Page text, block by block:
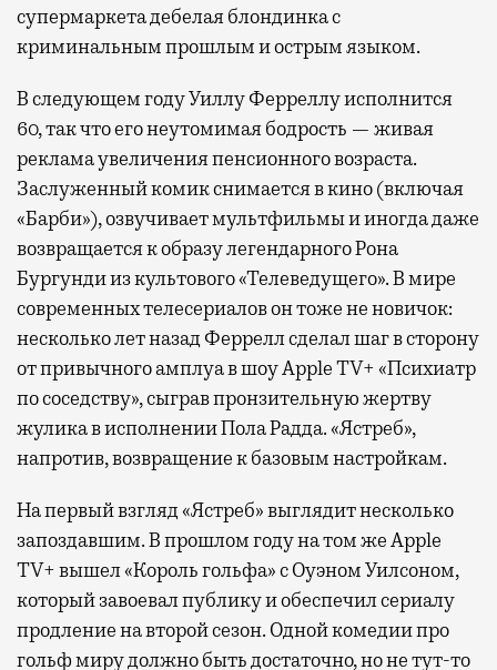
супермаркета дебелая блондинка с
криминальным прошлым и острым языком.
В следующем году Уиллу Ферреллу исполнится
60, так что его неутомимая бодрость — живая
реклама увеличения пенсионного возраста.
Заслуженный комик снимается в кино (включая
«Барби»), озвучивает мультфильмы и иногда даже
возвращается к образу легендарного Рона
Бургунди из культового «Телеведущего». В мире
современных телесериалов он тоже не новичок:
несколько лет назад Феррелл сделал шаг в сторону
от привычного амплуа в шоу Apple TV+ «Психиатр
по соседству», сыграв пронзительную жертву
жулика в исполнении Пола Радда. «Ястреб»,
напротив, возвращение к базовым настройкам.
На первый взгляд «Ястреб» выглядит несколько
запоздавшим. В прошлом году на том же Apple
TV+ вышел «Король гольфа» с Оуэном Уилсоном,
который завоевал публику и обеспечил сериалу
продление на второй сезон. Одной комедии про
гольф миру должно быть достаточно, но не тут-то